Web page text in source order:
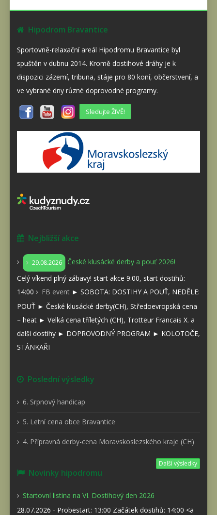
Hipodrom Bravantice
Sportovně-relaxační areál Hipodromu Bravantice byl
spuštěn v dubnu 2014. Kromě dostihové dráhy je k
dispozici zázemí, tribuna, stáje pro 80 koní, občerstvení, a
ve vybrané dny různé doprovodné programy.
Sledujte ŽIVĚ!
Nejbližší akce
29.08.2026
České klusácké derby a pouť 2026!
Celý víkend plný zábavy! start akce 9:00, start dostihů:
14:00
FB event ► SOBOTA: DOSTIHY A POUŤ, NEDĚLE:
POUŤ ► České klusácké derby(CH), Středoevropská cena
– heat ► Velká cena tříletých (CH), Trotteur Francais X. a
další dostihy ► DOPROVODNÝ PROGRAM ► KOLOTOČE,
STÁNKAŘI
Poslední výsledky
6. Srpnový handicap
5. Letní cena obce Bravantice
4. Přípravná derby-cena Moravskoslezského kraje (CH)
Další výsledky
Novinky hipodromu
Startovní listina na VI. Dostihový den 2026
28.07.2026 - Probestart: 13:00 Začátek dostihů: 14:00 <a